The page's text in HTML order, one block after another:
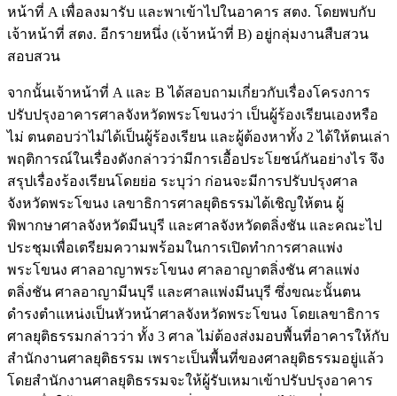
หน้าที่ A เพื่อลงมารับ และพาเข้าไปในอาคาร สตง. โดยพบกับ
เจ้าหน้าที่ สตง. อีกรายหนึ่ง (เจ้าหน้าที่ B) อยู่กลุ่มงานสืบสวน
สอบสวน
จากนั้นเจ้าหน้าที่ A และ B ได้สอบถามเกี่ยวกับเรื่องโครงการ
ปรับปรุงอาคารศาลจังหวัดพระโขนงว่า เป็นผู้ร้องเรียนเองหรือ
ไม่ ตนตอบว่าไม่ได้เป็นผู้ร้องเรียน และผู้ต้องหาทั้ง 2 ได้ให้ตนเล่า
พฤติการณ์ในเรื่องดังกล่าวว่ามีการเอื้อประโยชน์กันอย่างไร จึง
สรุปเรื่องร้องเรียนโดยย่อ ระบุว่า ก่อนจะมีการปรับปรุงศาล
จังหวัดพระโขนง เลขาธิการศาลยุติธรรมได้เชิญให้ตน ผู้
พิพากษาศาลจังหวัดมีนบุรี และศาลจังหวัดตลิ่งชัน และคณะไป
ประชุมเพื่อเตรียมความพร้อมในการเปิดทำการศาลแพ่ง
พระโขนง ศาลอาญาพระโขนง ศาลอาญาตลิ่งชัน ศาลแพ่ง
ตลิ่งชัน ศาลอาญามีนบุรี และศาลแพ่งมีนบุรี ซึ่งขณะนั้นตน
ดำรงตำแหน่งเป็นหัวหน้าศาลจังหวัดพระโขนง โดยเลขาธิการ
ศาลยุติธรรมกล่าวว่า ทั้ง 3 ศาล ไม่ต้องส่งมอบพื้นที่อาคารให้กับ
สำนักงานศาลยุติธรรม เพราะเป็นพื้นที่ของศาลยุติธรรมอยู่แล้ว
โดยสำนักงานศาลยุติธรรมจะให้ผู้รับเหมาเข้าปรับปรุงอาคาร